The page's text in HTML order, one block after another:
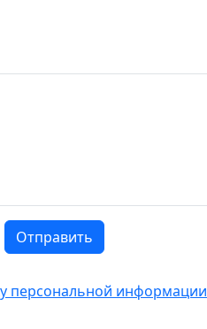
Отправить
персональной информации